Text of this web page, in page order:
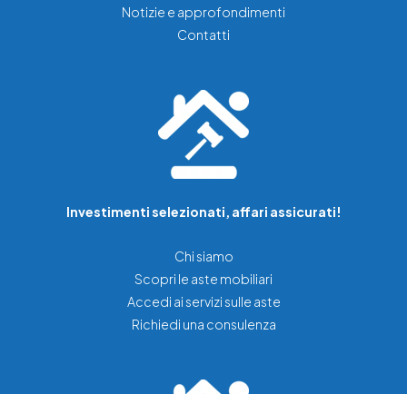
Notizie e approfondimenti
Contatti
Investimenti selezionati, affari assicurati!
Chi siamo
Scopri le aste mobiliari
Accedi ai servizi sulle aste
Richiedi una consulenza